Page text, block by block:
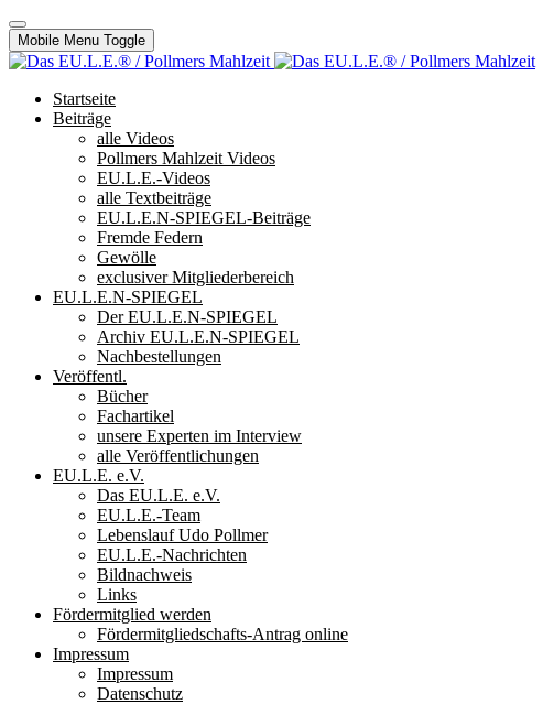
Mobile Menu Toggle
Startseite
Beiträge
alle Videos
Pollmers Mahlzeit Videos
EU.L.E.-Videos
alle Textbeiträge
EU.L.E.N-SPIEGEL-Beiträge
Fremde Federn
Gewölle
exclusiver Mitgliederbereich
EU.L.E.N-SPIEGEL
Der EU.L.E.N-SPIEGEL
Archiv EU.L.E.N-SPIEGEL
Nachbestellungen
Veröffentl.
Bücher
Fachartikel
unsere Experten im Interview
alle Veröffentlichungen
EU.L.E. e.V.
Das EU.L.E. e.V.
EU.L.E.-Team
Lebenslauf Udo Pollmer
EU.L.E.-Nachrichten
Bildnachweis
Links
Fördermitglied werden
Fördermitgliedschafts-Antrag online
Impressum
Impressum
Datenschutz